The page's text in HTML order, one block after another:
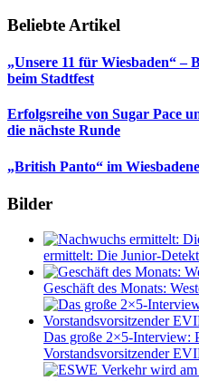
Beliebte Artikel
„Unsere 11 für Wiesbaden“ –
beim Stadtfest
Erfolgsreihe von Sugar Pace
die nächste Runde
„British Panto“ im
Bilder
ermittelt: Die Junior-
Geschäft des Monats:
Das große 2×5-Interview:
Vorstandsvorsitzender